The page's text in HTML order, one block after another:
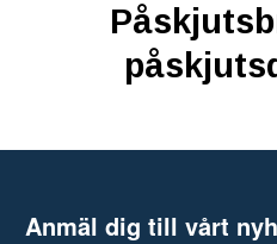
Anmäl dig till vårt